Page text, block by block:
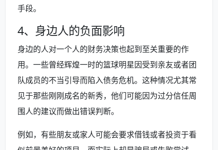
手段。
4、身边人的负面影响
身边的人对一个人的财务决策也起到至关重要的作
用。一些曾经辉煌一时的篮球明星因受到亲友或者团
队成员的不当引导而陷入债务危机。这种情况尤其常
见于那些刚刚成名的新秀，他们可能因为过分信任周
围人的建议而做出错误判断。
例如，有些朋友或家人可能会要求借钱或者投资于看